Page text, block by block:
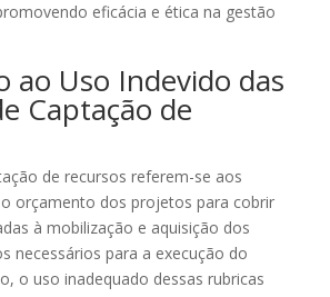
eficácia e ética na gestão
ao Uso Indevido das
Captação de
de recursos referem-se aos
orçamento dos projetos para cobrir
à mobilização e aquisição dos
necessários para a execução do
o uso inadequado dessas rubricas